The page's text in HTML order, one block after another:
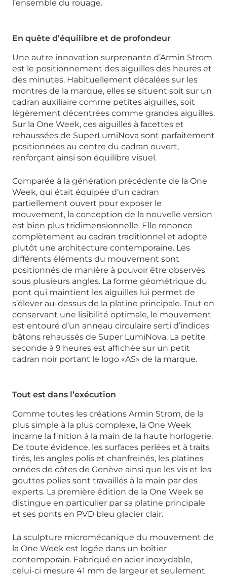
l’ensemble du rouage.
En quête d’équilibre et de profondeur
Une autre innovation surprenante d’Armin Strom
est le positionnement des aiguilles des heures et
des minutes. Habituellement décalées sur les
montres de la marque, elles se situent soit sur un
cadran auxiliaire comme petites aiguilles, soit
légèrement décentrées comme grandes aiguilles.
Sur la One Week, ces aiguilles à facettes et
rehaussées de SuperLumiNova sont parfaitement
positionnées au centre du cadran ouvert,
renforçant ainsi son équilibre visuel.
Comparée à la génération précédente de la One
Week, qui était équipée d’un cadran
partiellement ouvert pour exposer le
mouvement, la conception de la nouvelle version
est bien plus tridimensionnelle. Elle renonce
complètement au cadran traditionnel et adopte
plutôt une architecture contemporaine. Les
différents éléments du mouvement sont
positionnés de manière à pouvoir être observés
sous plusieurs angles. La forme géométrique du
pont qui maintient les aiguilles lui permet de
s’élever au-dessus de la platine principale. Tout en
conservant une lisibilité optimale, le mouvement
est entouré d’un anneau circulaire serti d’indices
bâtons rehaussés de Super LumiNova. La petite
seconde à 9 heures est affichée sur un petit
cadran noir portant le logo «AS» de la marque.
Tout est dans l’exécution
Comme toutes les créations Armin Strom, de la
plus simple à la plus complexe, la One Week
incarne la finition à la main de la haute horlogerie.
De toute évidence, les surfaces perlées et à traits
tirés, les angles polis et chanfreinés, les platines
ornées de côtes de Genève ainsi que les vis et les
gouttes polies sont travaillés à la main par des
experts. La première édition de la One Week se
distingue en particulier par sa platine principale
et ses ponts en PVD bleu glacier clair.
La sculpture micromécanique du mouvement de
la One Week est logée dans un boîtier
contemporain. Fabriqué en acier inoxydable,
celui-ci mesure 41 mm de largeur et seulement